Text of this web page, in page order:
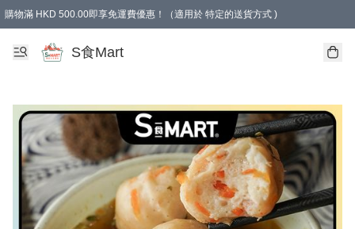
購物滿 HKD 500.00即享免運費優惠！（適用於 特定的送貨方式 )
S食Mart